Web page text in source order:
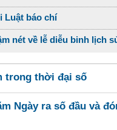
Luật báo chí
nét về lễ diễu binh lịch
trong thời đại số
Ngày ra số đầu và